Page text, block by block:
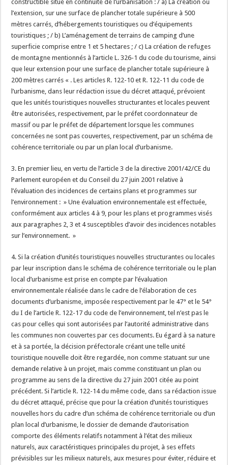
constructible situé en continuité de l’urbanisation : / a) La création ou
l’extension, sur une surface de plancher totale supérieure à 500
mètres carrés, d’hébergements touristiques ou d’équipements
touristiques ; / b) L’aménagement de terrains de camping d’une
superficie comprise entre 1 et 5 hectares ; / c) La création de refuges
de montagne mentionnés à l’article L. 326-1 du code du tourisme, ainsi
que leur extension pour une surface de plancher totale supérieure à
200 mètres carrés « . Les articles R. 122-10 et R. 122-11 du code de
l’urbanisme, dans leur rédaction issue du décret attaqué, prévoient
que les unités touristiques nouvelles structurantes et locales peuvent
être autorisées, respectivement, par le préfet coordonnateur de
massif ou par le préfet de département lorsque les communes
concernées ne sont pas couvertes, respectivement, par un schéma de
cohérence territoriale ou par un plan local d’urbanisme.
3. En premier lieu, en vertu de l’article 3 de la directive 2001/42/CE du
Parlement européen et du Conseil du 27 juin 2001 relative à
l’évaluation des incidences de certains plans et programmes sur
l’environnement : » Une évaluation environnementale est effectuée,
conformément aux articles 4 à 9, pour les plans et programmes visés
aux paragraphes 2, 3 et 4 susceptibles d’avoir des incidences notables
sur l’environnement. »
4. Si la création d’unités touristiques nouvelles structurantes ou locales
par leur inscription dans le schéma de cohérence territoriale ou le plan
local d’urbanisme est prise en compte par l’évaluation
environnementale réalisée dans le cadre de l’élaboration de ces
documents d’urbanisme, imposée respectivement par le 47° et le 54°
du I de l’article R. 122-17 du code de l’environnement, tel n’est pas le
cas pour celles qui sont autorisées par l’autorité administrative dans
les communes non couvertes par ces documents. Eu égard à sa nature
et à sa portée, la décision préfectorale créant une telle unité
touristique nouvelle doit être regardée, non comme statuant sur une
demande relative à un projet, mais comme constituant un plan ou
programme au sens de la directive du 27 juin 2001 citée au point
précédent. Si l’article R. 122-14 du même code, dans sa rédaction issue
du décret attaqué, précise que pour la création d’unités touristiques
nouvelles hors du cadre d’un schéma de cohérence territoriale ou d’un
plan local d’urbanisme, le dossier de demande d’autorisation
comporte des éléments relatifs notamment à l’état des milieux
naturels, aux caractéristiques principales du projet, à ses effets
prévisibles sur les milieux naturels, aux mesures pour éviter, réduire et